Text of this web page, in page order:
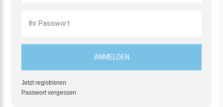
Jetzt registrieren
Passwort vergessen